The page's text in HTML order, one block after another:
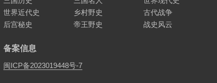
世界近代史
乡村野史
古代战争
后宫秘史
帝王野史 战史风云
备案信息
闽ICP备2023019448号-7